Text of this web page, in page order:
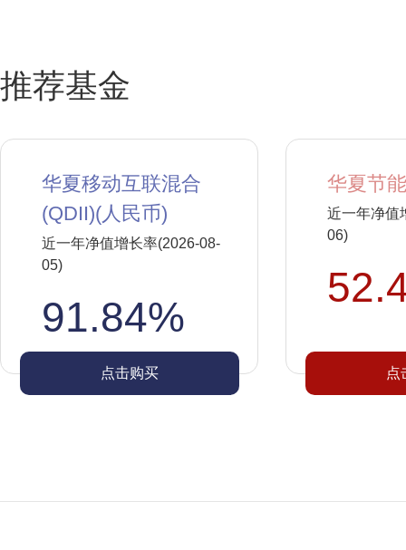
推荐基金
华夏移动互联混合
(QDII)(人民币)
近一年净值增长率(2026-08-
05)
91.84%
点击购买
华夏节
近一年净值
06)
点